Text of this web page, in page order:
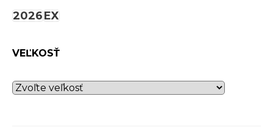
hviezdičiek.
2026EX
VEĽKOSŤ
O
p
r